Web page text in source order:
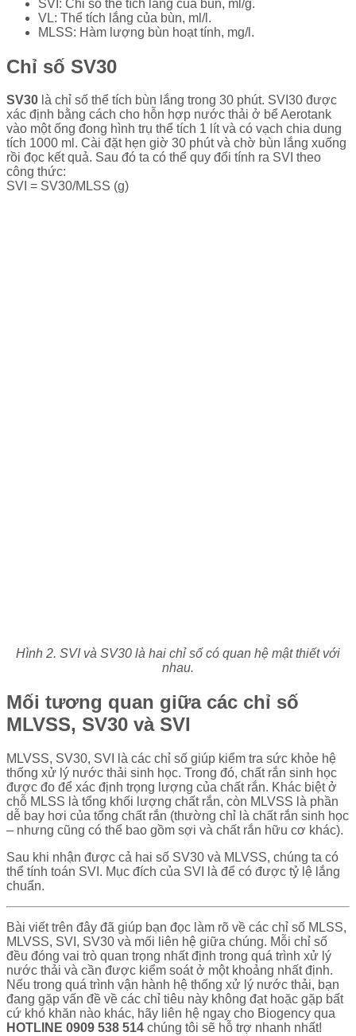
SVI: Chỉ số thể tích lắng của bùn, ml/g.
VL: Thể tích lắng của bùn, ml/l.
MLSS: Hàm lượng bùn hoạt tính, mg/l.
Chỉ số SV30
SV30 là chỉ số thể tích bùn lắng trong 30 phút. SVI30 được
xác định bằng cách cho hỗn hợp nước thải ở bể Aerotank
vào một ống đong hình trụ thể tích 1 lít và có vạch chia dung
tích 1000 ml. Cài đặt hẹn giờ 30 phút và chờ bùn lắng xuống
rồi đọc kết quả. Sau đó ta có thể quy đổi tính ra SVI theo
công thức:
SVI = SV30/MLSS (g)
Hình 2. SVI và SV30 là hai chỉ số có quan hệ mật thiết với
nhau.
Mối tương quan giữa các chỉ số
MLVSS, SV30 và SVI
MLVSS, SV30, SVI là các chỉ số giúp kiểm tra sức khỏe hệ
thống xử lý nước thải sinh học. Trong đó, chất rắn sinh học
được đo để xác định trọng lượng của chất rắn. Khác biệt ở
chỗ MLSS là tổng khối lượng chất rắn, còn MLVSS là phần
dễ bay hơi của tổng chất rắn (thường chỉ là chất rắn sinh học
– nhưng cũng có thể bao gồm sợi và chất rắn hữu cơ khác).
Sau khi nhận được cả hai số SV30 và MLVSS, chúng ta có
thể tính toán SVI. Mục đích của SVI là để có được tỷ lệ lắng
chuẩn.
Bài viết trên đây đã giúp bạn đọc làm rõ về các chỉ số MLSS,
MLVSS, SVI, SV30 và mối liên hệ giữa chúng. Mỗi chỉ số
đều đóng vai trò quan trọng nhất định trong quá trình xử lý
nước thải và cần được kiểm soát ở một khoảng nhất định.
Nếu trong quá trình vận hành hệ thống xử lý nước thải, bạn
đang gặp vấn đề về các chỉ tiêu này không đạt hoặc gặp bất
cứ khó khăn nào khác, hãy liên hệ ngay cho Biogency qua
HOTLINE 0909 538 514 chúng tôi sẽ hỗ trợ nhanh nhất!